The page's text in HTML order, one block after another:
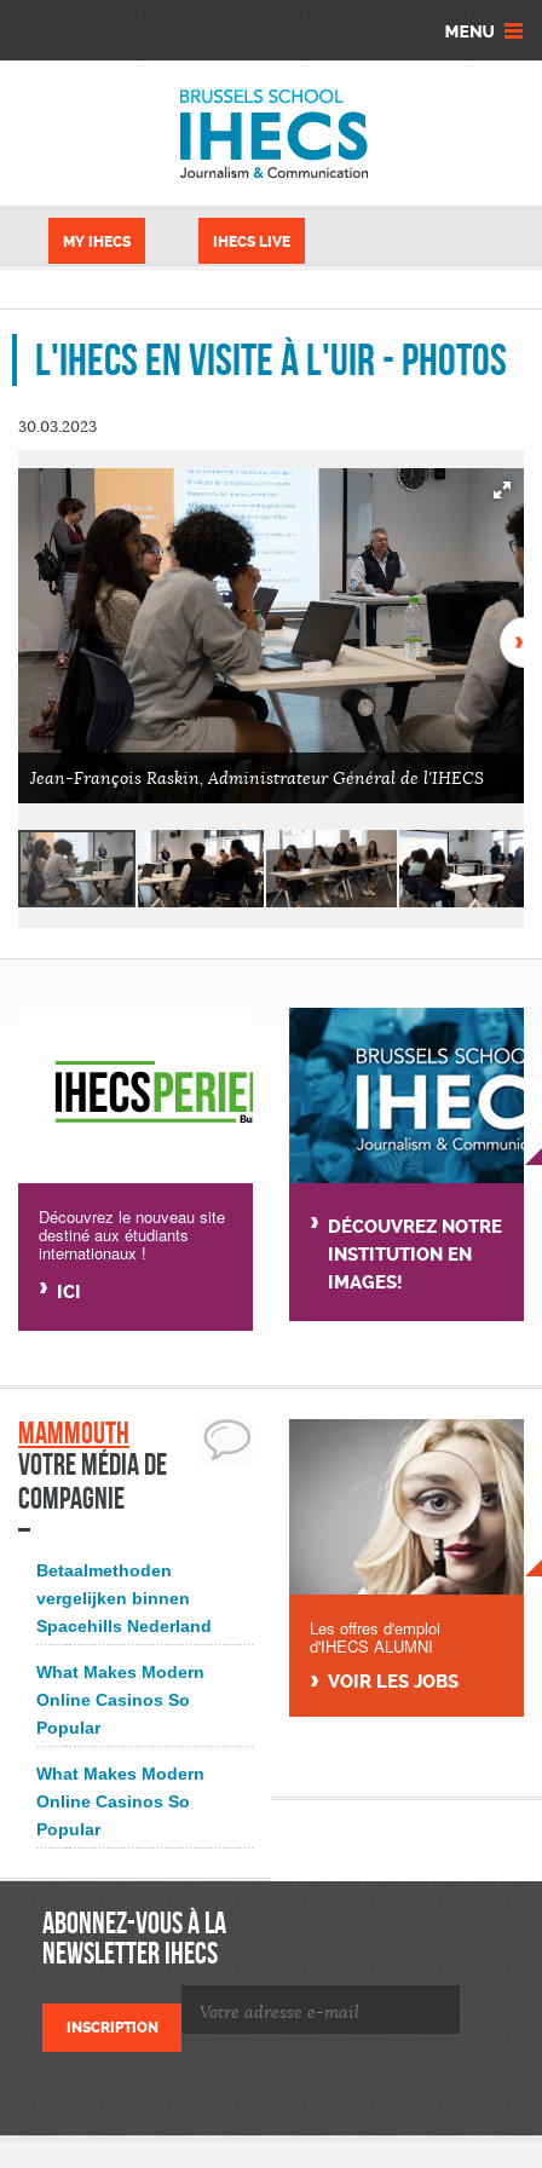
MY IHECS IHECS LIVE
L'IHECS en visite à l'UIR - Photos
30.03.2023
Jean-François Raskin, Administrateur Général de l'IHECS
Découvrez le nouveau site
destiné aux étudiants
internationaux !
ICI
DÉCOUVREZ NOTRE
INSTITUTION EN
IMAGES!
Mammouth
Votre média de
compagnie
Betaalmethoden
vergelijken binnen
Spacehills Nederland
What Makes Modern
Online Casinos So
Popular
What Makes Modern
Online Casinos So
Popular
Les offres d'emploi
d'IHECS ALUMNI
VOIR LES JOBS
ABONNEZ-VOUS À LA
NEWSLETTER IHECS